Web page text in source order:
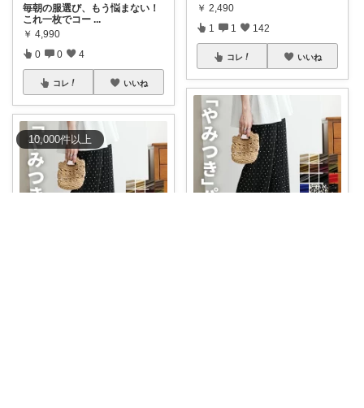
10,000件以上
毎朝の服選び、もう悩まない！
これ一枚でコー ...
￥ 4,990
0 0 4
コレ いいね
￥ 2,490
1 1 142
コレ いいね